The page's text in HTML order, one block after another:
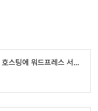
클라우드 웨이즈 웹 호스팅에 워드프레스 서버 설치 | 블로그 메신저